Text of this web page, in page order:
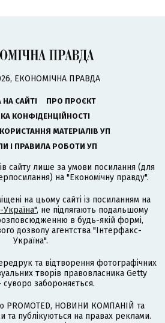
ЕКОНОМІЧНА ПРАВДА
САЙТІ
ПРО ПРОЄКТ
КОНФІДЕНЦІЙНОСТІ
МАТЕРІАЛІВ УП
І ПРАВИЛА РОБОТИ УП
сайту лише за умови посилання (для
на "Економічну правду".
на цьому сайті із посиланням на
, не підлягають подальшому
в будь-якій формі,
дозволу агентства "Інтерфакс-
Україна".
та відтворення фотографічних
творів правовласника Getty
забороняється.
PROMOTED, НОВИНИ КОМПАНІЙ та
публікуються на правах реклами.